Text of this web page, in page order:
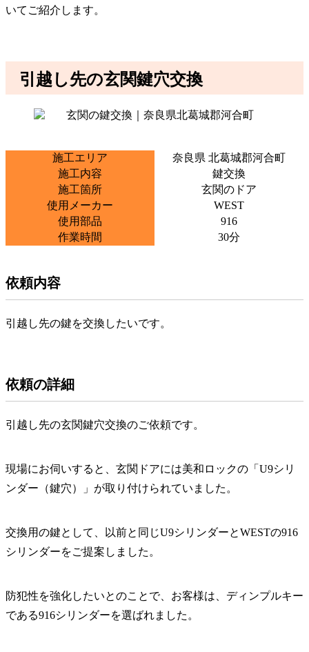
いてご紹介します。
引越し先の玄関鍵穴交換
施工エリア
奈良県 北葛城郡河合町
施工内容
鍵交換
施工箇所
玄関のドア
使用メーカー
WEST
使用部品
916
作業時間
30分
依頼内容
引越し先の鍵を交換したいです。
依頼の詳細
引越し先の玄関鍵穴交換のご依頼です。
現場にお伺いすると、玄関ドアには美和ロックの「U9シリ
ンダー（鍵穴）」が取り付けられていました。
交換用の鍵として、以前と同じU9シリンダーとWESTの916
シリンダーをご提案しました。
防犯性を強化したいとのことで、お客様は、ディンプルキー
である916シリンダーを選ばれました。